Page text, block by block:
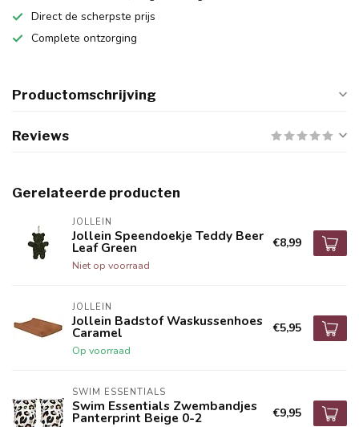
Direct de scherpste prijs
Complete ontzorging
Productomschrijving
Reviews
Gerelateerde producten
JOLLEIN
Jollein Speendoekje Teddy Beer
Leaf Green
Niet op voorraad
€8,99
JOLLEIN
Jollein Badstof Waskussenhoes
Caramel
Op voorraad
€5,95
SWIM ESSENTIALS
Swim Essentials Zwembandjes
Panterprint Beige 0-2 €9,95